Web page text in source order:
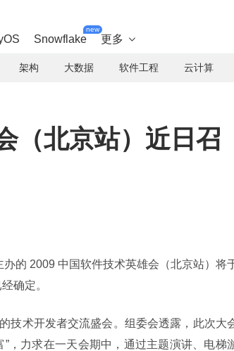
Snowflake
new
更多 
架构 大数据 软件工程 云计算
（北京站）近日召
的 2009 中国软件技术英雄会（北京站）将
确定。
技术开发者交流盛会。组委会透露，此次大
，力求在一天会期中，通过主题演讲、电梯